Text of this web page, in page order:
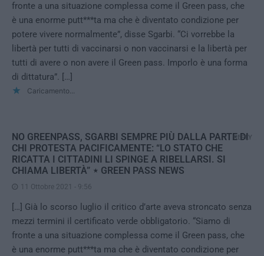
fronte a una situazione complessa come il Green pass, che
è una enorme putt***ta ma che è diventato condizione per
potere vivere normalmente”, disse Sgarbi. “Ci vorrebbe la
libertà per tutti di vaccinarsi o non vaccinarsi e la libertà per
tutti di avere o non avere il Green pass. Imporlo è una forma
di dittatura”. […]
Caricamento...
NO GREENPASS, SGARBI SEMPRE PIÙ DALLA PARTE DI
CHI PROTESTA PACIFICAMENTE: “LO STATO CHE
RICATTA I CITTADINI LI SPINGE A RIBELLARSI. SI
CHIAMA LIBERTÀ” ⋆ GREEN PASS NEWS
11 Ottobre 2021 - 9:56
[…] Già lo scorso luglio il critico d’arte aveva stroncato senza
mezzi termini il certificato verde obbligatorio. “Siamo di
fronte a una situazione complessa come il Green pass, che
è una enorme putt***ta ma che è diventato condizione per
REPLY